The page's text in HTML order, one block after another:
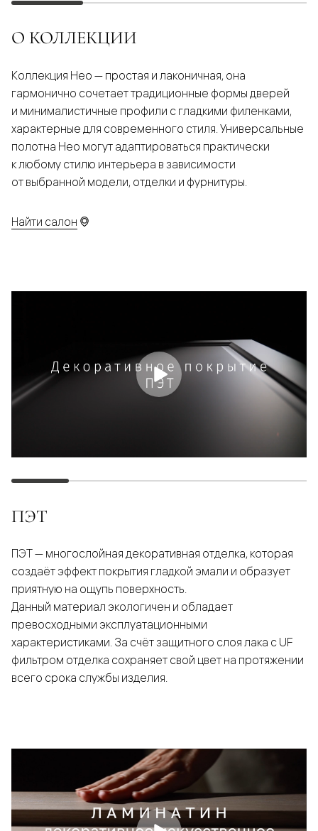
О КОЛЛЕКЦИИ
Коллекция Нео — простая и лаконичная, она
гармонично сочетает традиционные формы дверей
и минималистичные профили с гладкими филенками,
характерные для современного стиля. Универсальные
полотна Нео могут адаптироваться практически
к любому стилю интерьера в зависимости
от выбранной модели, отделки и фурнитуры.
Найти салон
ПЭТ
ПЭТ — многослойная декоративная отделка, которая
создаёт эффект покрытия гладкой эмали и образует
приятную на ощупь поверхность.
Данный материал экологичен и обладает
превосходными эксплуатационными
характеристиками. За счёт защитного слоя лака с UF
фильтром отделка сохраняет свой цвет на протяжении
всего срока службы изделия.